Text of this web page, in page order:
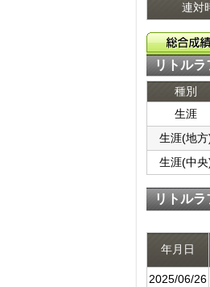
連対
リトルラ
種別
生涯
生涯(地方
生涯(中央
リトルラ
年月日
2025/06/26